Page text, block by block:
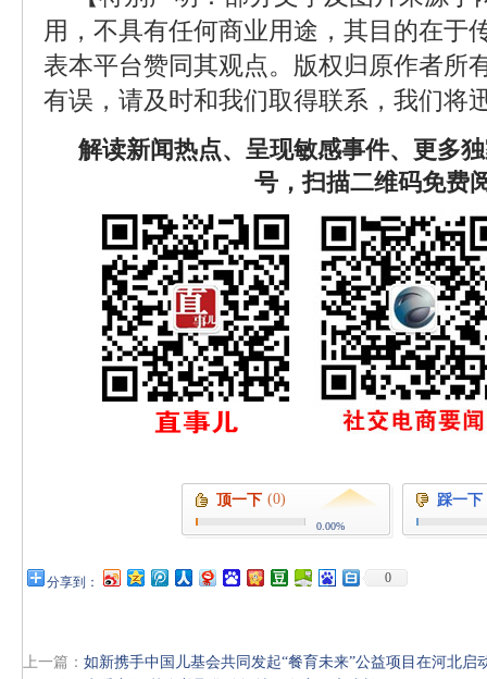
用，不具有任何商业用途，其目的在于
表本平台赞同其观点。版权归原作者所
有误，请及时和我们取得联系，我们将
解读新闻热点、呈现敏感事件、更多
号，扫描二维码免费
顶一下 (0)
0.00%
踩一下
分享到： 0
上一篇： 如新携手中国儿基会共同发起“餐育未来”公益项目在河北启